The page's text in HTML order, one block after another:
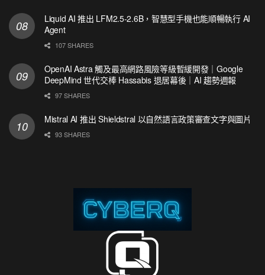
Liquid AI 推出 LFM2.5-2.6B，智慧型手機也能順暢執行 AI
Agent
107 SHARES
OpenAI Astra 觸及最高網路風險等級暫緩開發｜Google
DeepMind 世代交棒 Hassabis 退居幕後｜AI 趨勢週報
97 SHARES
Mistral AI 推出 Shieldstral 以自然語言政策審查文字與圖片
93 SHARES